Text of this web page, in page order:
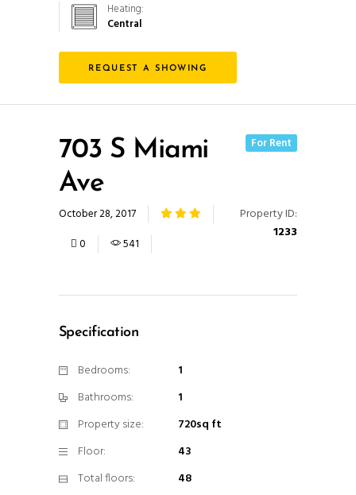
Heating:
Central
REQUEST A SHOWING
703 S Miami
Ave
For Rent
October 28, 2017
0
541
Property ID:
1233
Specification
Bedrooms:
1
Bathrooms:
1
Property size:
720sq ft
Floor:
43
Total floors:
48
mejorar la
funcionalidad
y estructura
de la web,
cómo se usa
la web.
Experiencia
desaparecerán
de la web.